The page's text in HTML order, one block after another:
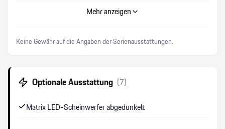
Wireless Charging für mobile Geräte
Fussmatten
Tempostat
Mehr anzeigen
Keine Gewähr auf die Angaben der Serienausstattungen.
Optionale Ausstattung (7)
Matrix LED-Scheinwerfer abgedunkelt